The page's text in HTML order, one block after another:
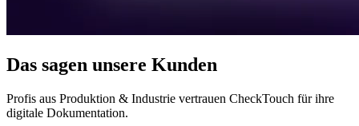
Das sagen unsere Kunden
Profis aus Produktion & Industrie vertrauen CheckTouch für ihre
digitale Dokumentation.